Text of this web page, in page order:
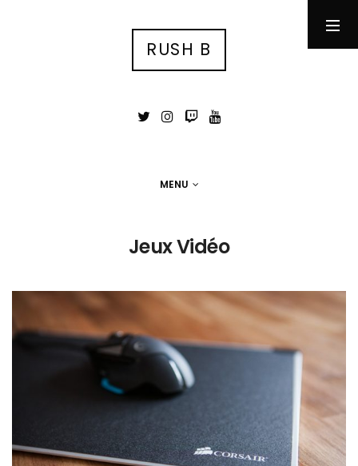
RUSH B
MENU
Jeux Vidéo
Stuff
Portfolio photo
Contact
ME SUIVRE SUR LES RÉSEAUX
#6233 (pas de titre)